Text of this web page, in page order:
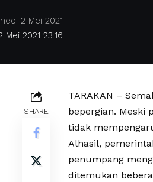
2021 23:16
2 Mei 2021
SHARE
TARAKAN –
bepergian.
tidak
Alhasil,
penumpang
ditemukan